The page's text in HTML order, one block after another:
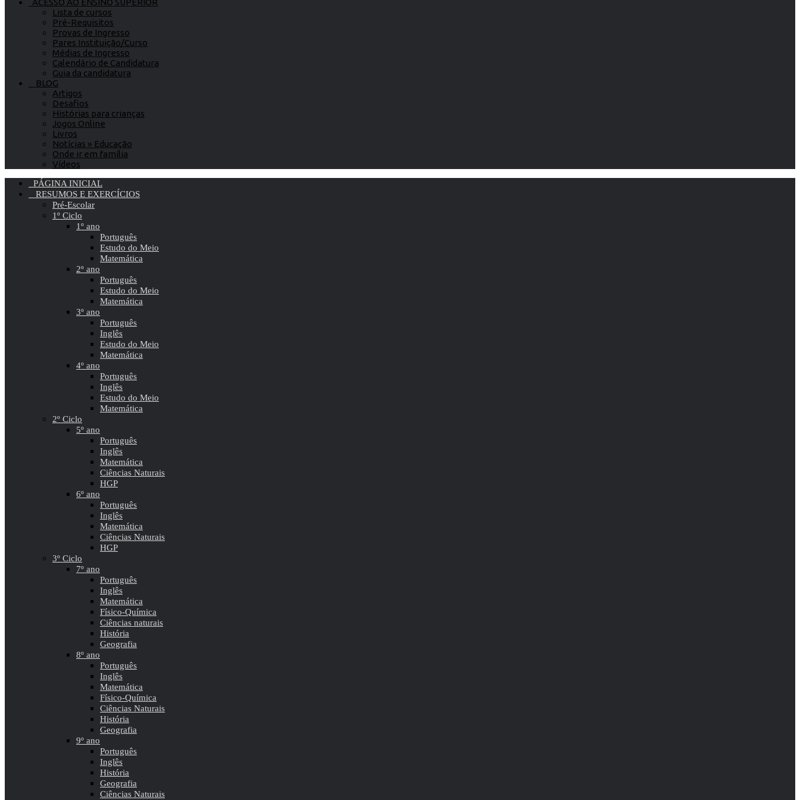
ACESSO AO ENSINO SUPERIOR
Lista de cursos
Pré-Requisitos
Provas de Ingresso
Pares Instituição/Curso
Médias de Ingresso
Calendário de Candidatura
Guia da candidatura
BLOG
Artigos
Desafios
Histórias para crianças
Jogos Online
Livros
Notícias » Educação
Onde ir em família
Vídeos
PÁGINA INICIAL
RESUMOS E EXERCÍCIOS
Pré-Escolar
1º Ciclo
1º ano
Português
Estudo do Meio
Matemática
2º ano
Português
Estudo do Meio
Matemática
3º ano
Português
Inglês
Estudo do Meio
Matemática
4º ano
Português
Inglês
Estudo do Meio
Matemática
2º Ciclo
5º ano
Português
Inglês
Matemática
Ciências Naturais
HGP
6º ano
Português
Inglês
Matemática
Ciências Naturais
HGP
3º Ciclo
7º ano
Português
Inglês
Matemática
Físico-Química
Ciências naturais
História
Geografia
8º ano
Português
Inglês
Matemática
Físico-Química
Ciências Naturais
História
Geografia
9º ano
Português
Inglês
História
Geografia
Ciências Naturais